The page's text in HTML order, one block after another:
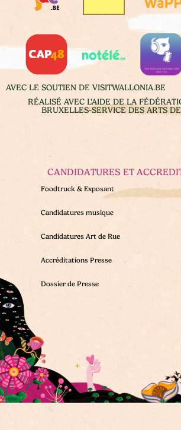
AVEC LE SOUTIEN DE VISITWALLONIA.BE
RÉALISÉ AVEC L'AIDE DE LA
BRUXELLES-SERVICE DES ARTS
CANDIDATURES ET
Foodtruck & Exposant
Candidatures musique
Candidatures Art de Rue
Accréditations Presse
Dossier de Presse